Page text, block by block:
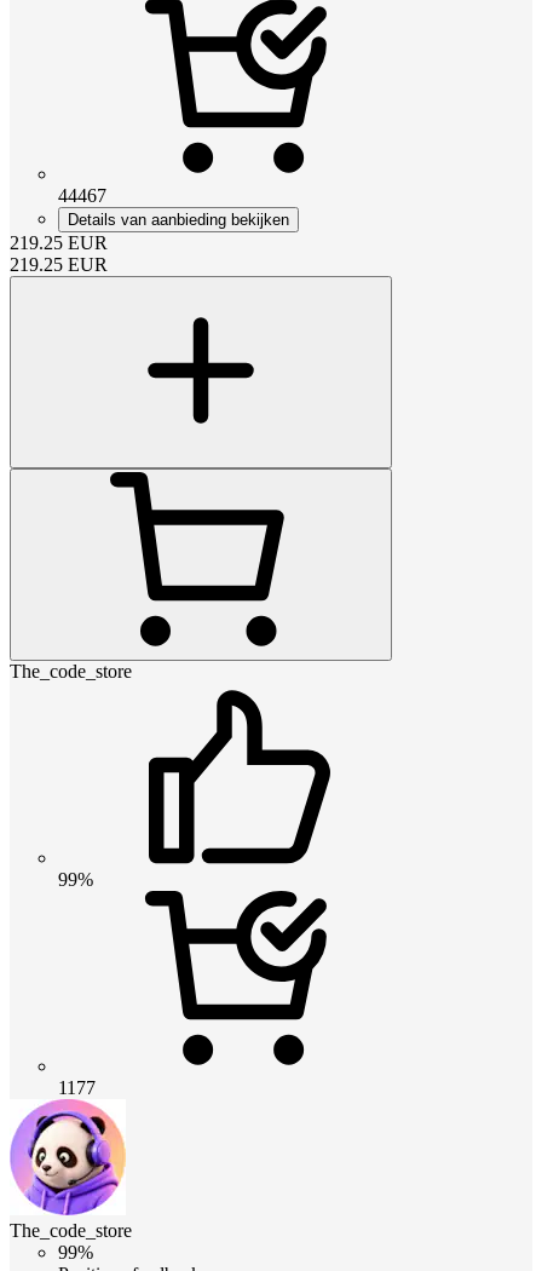
44467
Details van aanbieding bekijken
219.25 EUR
219.25 EUR
The_code_store
99%
1177
The_code_store
99%